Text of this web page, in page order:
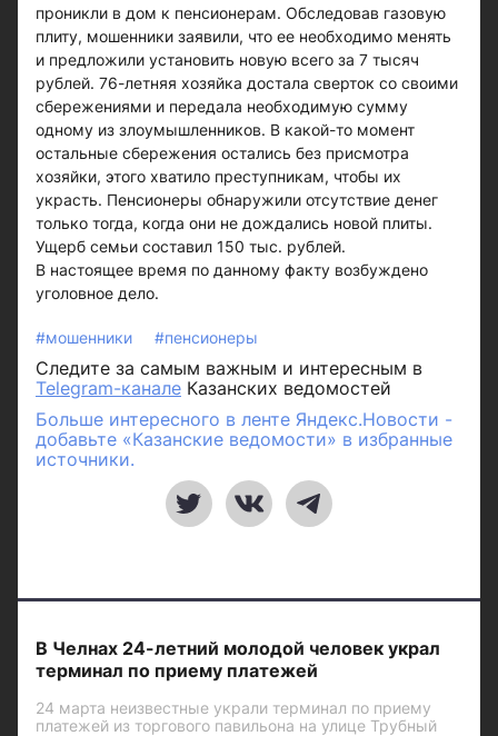
проникли в дом к пенсионерам. Обследовав газовую
плиту, мошенники заявили, что ее необходимо менять
и предложили установить новую всего за 7 тысяч
рублей. 76-летняя хозяйка достала сверток со своими
сбережениями и передала необходимую сумму
одному из злоумышленников. В какой-то момент
остальные сбережения остались без присмотра
хозяйки, этого хватило преступникам, чтобы их
украсть. Пенсионеры обнаружили отсутствие денег
только тогда, когда они не дождались новой плиты.
Ущерб семьи составил 150 тыс. рублей.
В настоящее время по данному факту возбуждено
уголовное дело.
#мошенники #пенсионеры
Следите за самым важным и интересным в
Telegram-канале Казанских ведомостей
Больше интересного в ленте Яндекс.Новости -
добавьте «Казанские ведомости» в избранные
источники.
В Челнах 24-летний молодой человек украл
терминал по приему платежей
24 марта неизвестные украли терминал по приему
платежей из торгового павильона на улице Трубный